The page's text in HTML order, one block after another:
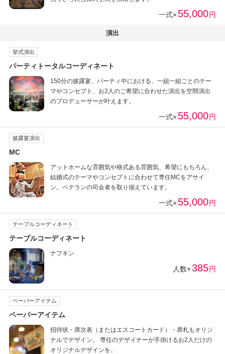
一式× 55,000円
演出
挙式演出
パーティトータルコーディネート
150分の披露宴、パーティ中における、一組一組ごとのテー
マやコンセプト、お2人のご希望に合わせた演出を空間演出
のプロデューサーが叶えます。
一式× 55,000円
披露宴演出
MC
アットホームな雰囲気や格式ある雰囲気、希望にもちろん、
結婚式のテーマやコンセプトに合わせて専任MCをアサイ
ン。ベテランの司会者を取り揃えています。
一式× 55,000円
テーブルコーディネート
テーブルコーディネート
ナフキン
人数×385円
ペーパーアイテム
ペーパーアイテム
招待状・席次表（またはエスコートカード）・席札もオリジ
ナルでデザイン。 専任のデザイナーが手掛けるお2人だけの
オリジナルデザインを。